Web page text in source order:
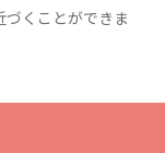
くことができま